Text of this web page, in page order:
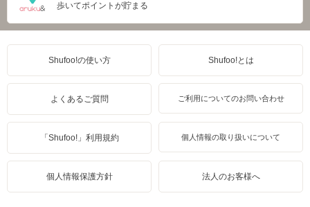
歩いてポイントが貯まる
Shufoo!の使い方 Shufoo!とは
よくあるご質問 ご利用についてのお問い合わせ
「Shufoo!」利用規約 個人情報の取り扱いについて
個人情報保護方針 法人のお客様へ